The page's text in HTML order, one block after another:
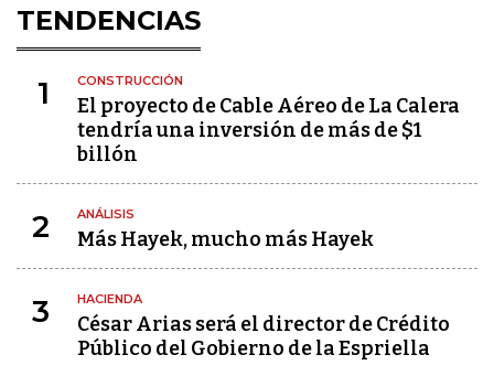
TENDENCIAS
1 CONSTRUCCIÓN
El proyecto de Cable Aéreo de La Calera
tendría una inversión de más de $1
billón
2 ANÁLISIS
Más Hayek, mucho más Hayek
3 HACIENDA
César Arias será el director de Crédito
Público del Gobierno de la Espriella